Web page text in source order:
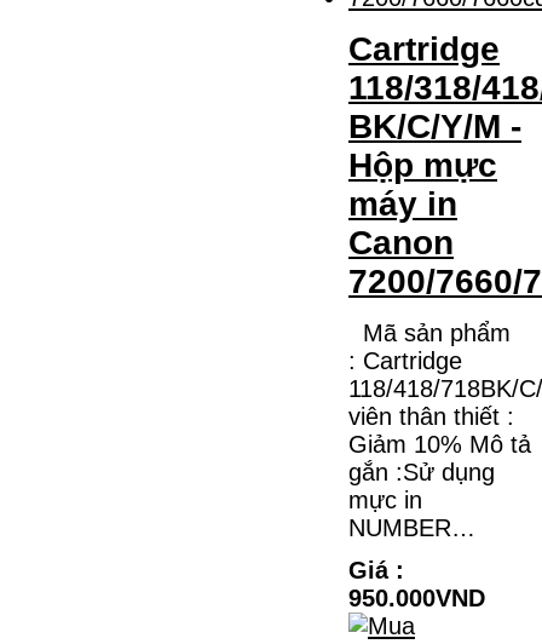
Cartridge
118/318/
BK/C/Y/M -
Hộp mực
máy in
Canon
7200/7660/
Mã sản phẩm
: Cartridge
118/418/718BK/
viên thân thiết :
Giảm 10% Mô tả
gắn :Sử dụng
mực in
NUMBER…
Giá :
950.000VND